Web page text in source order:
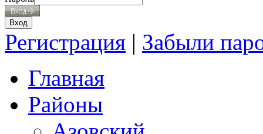
Регистрация | Забыли
Главная
Районы